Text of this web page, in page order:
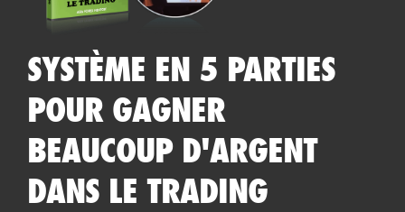
SYSTÈME EN 5 PARTIES
POUR GAGNER
BEAUCOUP D'ARGENT
DANS LE TRADING